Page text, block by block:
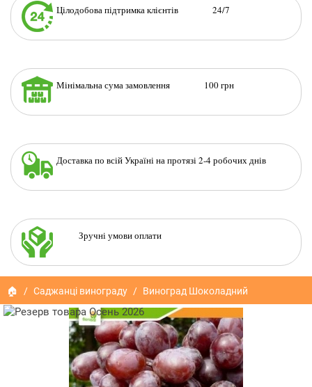
Цілодобова підтримка клієнтів 24/7
Мінімальна сума замовлення 100 грн
Доставка по всій Україні на протязі 2-4 робочих днів
Зручні умови оплати
🏠 Саджанці винограду Виноград Шоколадний